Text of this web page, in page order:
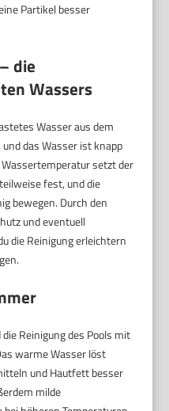
Partikel besser
die
Wassers
Wasser aus dem
das Wasser ist knapp
setzt der
fest, und die
bewegen. Durch den
und eventuell
die Reinigung erleichtern
Reinigung des Pools mit
warme Wasser löst
und Hautfett besser
milde